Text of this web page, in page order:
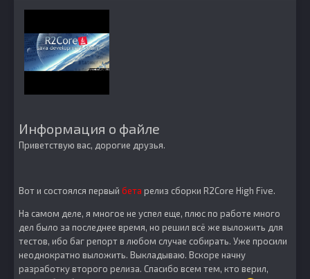
Информация о файле
Приветствую вас, дорогие друзья.
Вот и состоялся первый бета релиз сборки R2Core High Five.
На самом деле, я многое не успел еще, плюс по работе много
дел было за последнее время, но решил всё же выложить для
тестов, ибо баг репорт в любом случае собирать. Уже просили
неоднократно выложить. Выкладываю. Вскоре начну
разработку второго релиза. Спасибо всем тем, кто верил,